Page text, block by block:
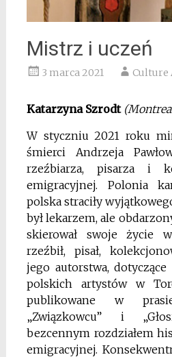
Mistrz i uczeń
3 marca 2021 Culture
Katarzyna Szrodt
W styczniu 2021 roku
śmierci Andrzeja
rzeźbiarza, pisarza i
emigracyjnej. Polonia
polska straciły
był lekarzem, ale
skierował swoje życie
rzeźbił, pisał,
jego autorstwa,
polskich artystów w
publikowane w
„Związkowcu” i
bezcennym rozdziałem
emigracyjnej.